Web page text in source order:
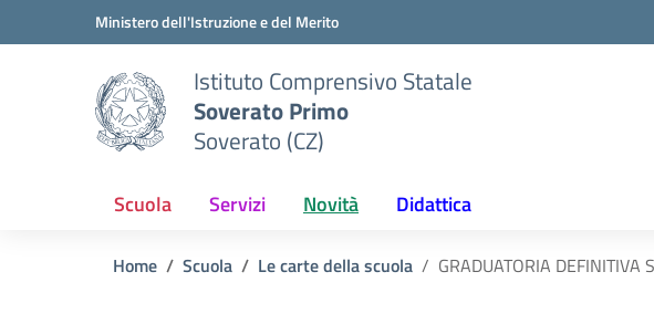
Vai ai contenuti
Vai al menu di navigazioneMinistero dell'Istruzione e del Merito
Istituto Comprensivo Statale
Soverato Primo
Soverato (CZ)
Scuola Servizi Novità Didattica
Home Scuola Le carte della scuola GRADUATORIA DEFINITIVA